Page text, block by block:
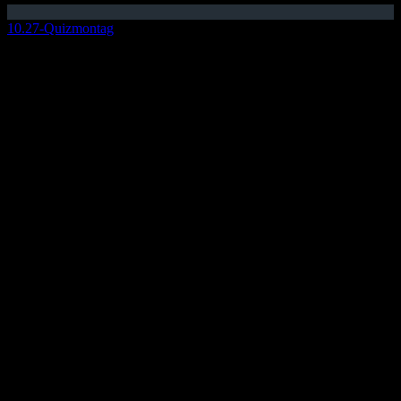
10.27-Quizmontag